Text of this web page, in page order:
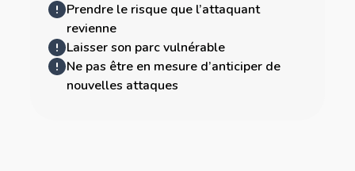
Prendre le risque que l’attaquant
revienne
Laisser son parc vulnérable
Ne pas être en mesure d’anticiper de
nouvelles attaques